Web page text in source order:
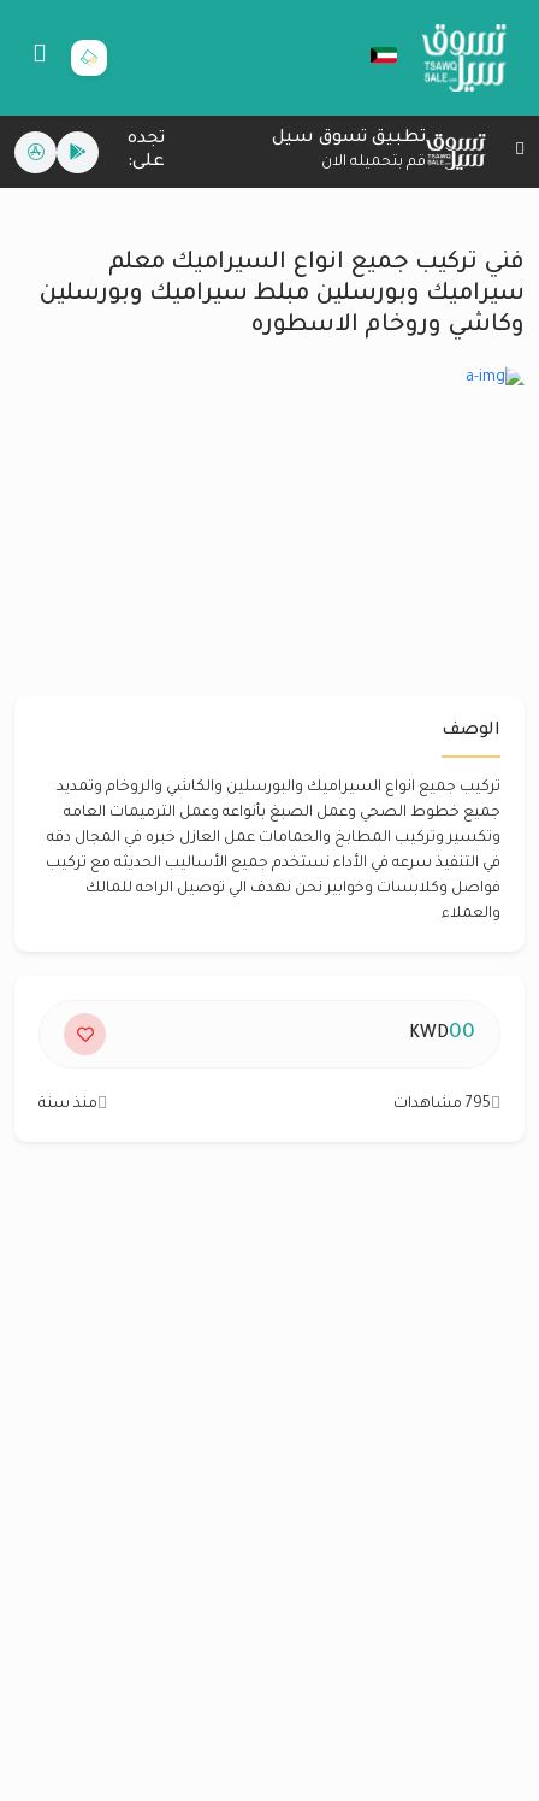
تطبيق تسوق سيل
قم بتحميله الان
تجده
على:
فني تركيب جميع انواع السيراميك معلم
سيراميك وبورسلين مبلط سيراميك وبورسلين
وكاشي وروخام الاسطوره
الوصف
تركيب جميع انواع السيراميك والبورسلين والكاشي والروخام وتمديد
جميع خطوط الصحي وعمل الصبغ بأنواعه وعمل الترميمات العامه
وتكسير وتركيب المطابخ والحمامات عمل العازل خبره في المجال دقه
في التنفيذ سرعه في الأداء نستخدم جميع الأساليب الحديثه مع تركيب
فواصل وكلابسات وخوابير نحن نهدف الي توصيل الراحه للمالك
والعملاء
00
KWD
795 مشاهدات منذ سنة